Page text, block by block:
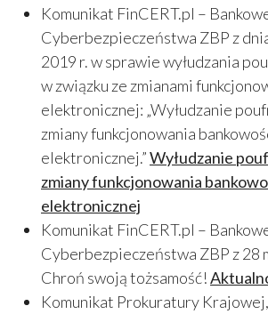
Komunikat FinCERT.pl –
Cyberbezpieczeństwa ZBP z
2019 r. w sprawie wyłudzania
w związku ze zmianami
elektronicznej: „Wyłudzanie
zmiany funkcjonowania
elektronicznej.”Wyłudzanie
zmiany funkcjonowania
elektronicznej
Komunikat FinCERT.pl –
Cyberbezpieczeństwa ZBP z 28
Chroń swoją tożsamość!
Komunikat Prokuratury